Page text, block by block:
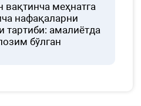
меҳнатга
нафақаларни
тартиби: амалиётда
бўлган